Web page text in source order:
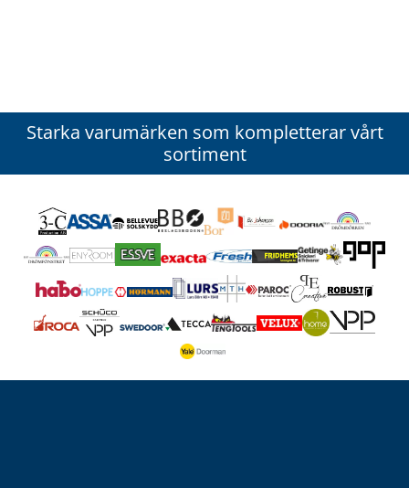
Starka varumärken som kompletterar vårt
sortiment